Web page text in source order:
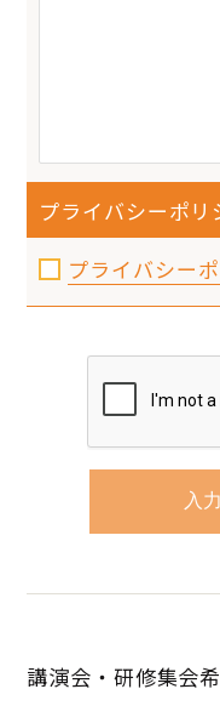
プライバシーポリ
プライバシー
講演会・研修集会